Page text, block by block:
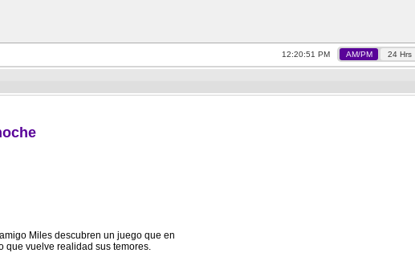
12:20:52 PM AM/PM 24 Hrs
Miles descubren un juego que en
que vuelve realidad sus temores.